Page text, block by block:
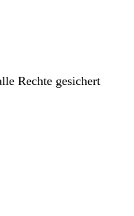
Rechte gesichert